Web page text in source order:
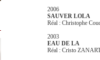
2006
SAUVER LOLA
Réal : Christophe
2003
EAU DE LA
Réal : Cristo